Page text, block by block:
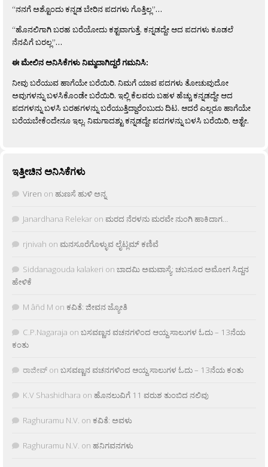
“ನನಗೆ ಅಶ್ಟೊಂದು ಕನ್ನಡ ಬೇರಿನ ಪದಗಳು ಗೊತ್ತಿಲ್ಲ”…
“ಹೊನಲಿಗಾಗಿ ಬರಹ ಬರೆಯೋದು ಕಶ್ಟವಾಗುತ್ತೆ. ಕನ್ನಡದ್ದೇ ಆದ ಪದಗಳು ಕೂಡಲೆ
ನೆನಪಿಗೆ ಬರಲ್ಲ”…
ಈ ಮೇಲಿನ ಅನಿಸಿಕೆಗಳು ನಿಮ್ಮದಾಗಿದ್ದರೆ ಗಮನಿಸಿ:
ನೀವು ಬರೆಯುವ ಹಾಗೆಯೇ ಬರೆಯಿರಿ. ನಿಮಗೆ ಯಾವ ಪದಗಳು ತೋಚುವುದೋ
ಅವುಗಳನ್ನು ಬಳಸಿಕೊಂಡೇ ಬರೆಯಿರಿ. ಇಲ್ಲಿ ಕೆಲವರು ಬಹಳ ಹೆಚ್ಚು ಕನ್ನಡದ್ದೇ ಆದ
ಪದಗಳನ್ನು ಬಳಸಿ ಬರಹಗಳನ್ನು ಬರೆಯುತ್ತಿದ್ದಾರೆಂಬುದು ದಿಟ. ಆದರೆ ಎಲ್ಲರೂ ಹಾಗೆಯೇ
ಬರೆಯಬೇಕೆಂದೇನೂ ಇಲ್ಲ. ನಿಮಗಾದಶ್ಟು ಕನ್ನಡದ್ದೇ ಪದಗಳನ್ನು ಬಳಸಿ ಬರೆಯಿರಿ, ಅಶ್ಟೇ.
ಇತ್ತೀಚಿನ ಅನಿಸಿಕೆಗಳು
Viren on ಹುಣಸೆ ಹುಳಿ ಅನ್ನ
Janardhana Relekar on ಮರದ ನೆರಳನು ಮರವೇ ನುಂಗಿ ಹಾಕಿದಾಗ…
rjnivah on ಮನಸೂರೆಗೊಳ್ಳುವ ಲೈಟ್ಲಮ್ ಕಣಿವೆ
Siddanagouda kalakeri on ಬಾದಮಿ ಅಮವಾಸ್ಯೆ: ಚಬನೂರ ಅಮೋಗ ಸಿದ್ದನ
ಹೇಳಿಕೆ
M âñd M on ಕವಿತೆ: ಜೀವನ ಜ್ಯೋತಿ
C.P.Nagaraja on ಬಸವಣ್ಣನ ವಚನಗಳಿಂದ ಆಯ್ದ ಸಾಲುಗಳ ಓದು – 13ನೆಯ
ಕಂತು
ರಾಜೀವ್ on ಬಸವಣ್ಣನ ವಚನಗಳಿಂದ ಆಯ್ದ ಸಾಲುಗಳ ಓದು – 13ನೆಯ ಕಂತು
K.V Shashidhara on ಹೊನಲುವಿಗೆ 11 ವರುಶ ತುಂಬಿದ ನಲಿವು
Raghuramu N.V. on ಕವಿತೆ: ಅವಳು
Raghuramu N.V. on ಹನಿಗವನಗಳು